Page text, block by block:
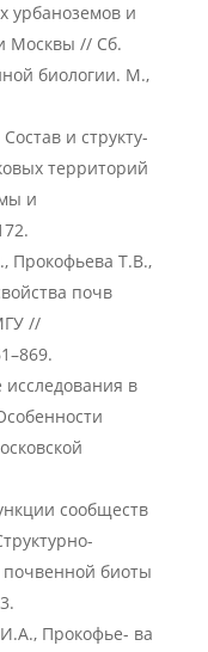
урбаноземов и
Москвы // Сб.
биологии. М.,
и структу-
территорий
и
Прокофьева Т.В.,
почв
//
исследования в
сообществ
биоты
Прокофье- ва